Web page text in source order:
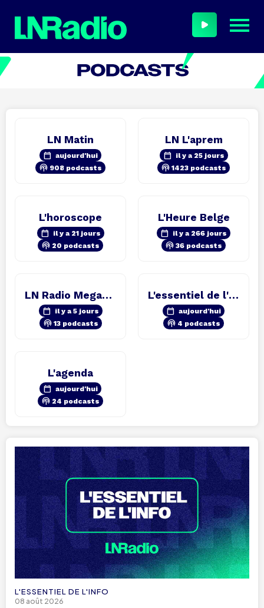
LN Matin
calendar_today aujourd'hui
podcasts 908 podcasts
LN L'aprem
calendar_today il y a 25 jours
podcasts 1423 podcasts
L'horoscope
calendar_today il y a 21 jours
podcasts 20 podcasts
L'Heure Belge
calendar_today il y a 266 jours
podcasts 36 podcasts
LN Radio Megamix
calendar_today il y a 5 jours
podcasts 13 podcasts
L'essentiel de l'info
calendar_today aujourd'hui
podcasts 4 podcasts
L'agenda
calendar_today aujourd'hui
podcasts 24 podcasts
L'ESSENTIEL DE L'INFO
08 août 2026